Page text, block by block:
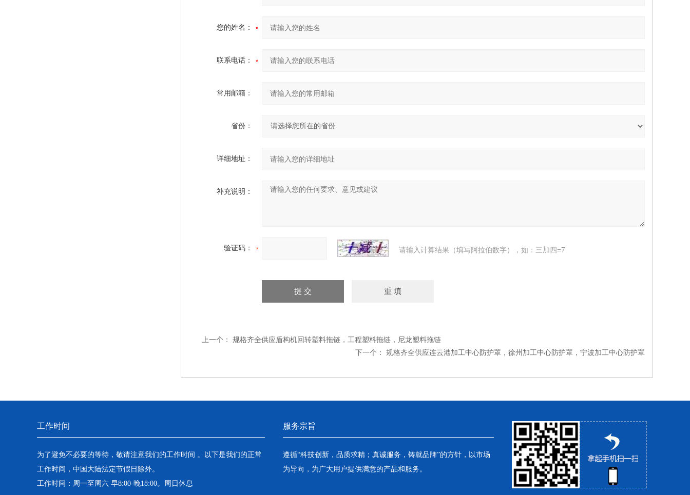
您的姓名：
联系电话：
常用邮箱：
省份：
详细地址：
补充说明：
验证码： 请输入计算结果（填写阿拉伯数字），如：三加四=7
上一个：
规格齐全供应盾构机回转塑料拖链，工程塑料拖链，尼龙塑料拖链
下一个：
规格齐全供应连云港加工中心防护罩，徐州加工中心防护罩，宁波加工中心防护罩
工作时间
为了避免不必要的等待，敬请注意我们的工作时间 。以下是我们的正常
工作时间，中国大陆法定节假日除外。
工作时间：周一至周六 早8:00-晚18:00。周日休息
服务宗旨
遵循“科技创新，品质求精；真诚服务，铸就品牌”的方针，以市场
为导向，为广大用户提供满意的产品和服务。